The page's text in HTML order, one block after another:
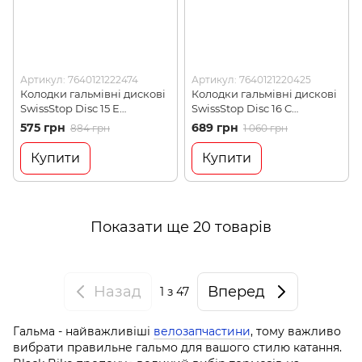
Артикул: 7640121222474
Колодки гальмівні дискові
SwissStop Disc 15 E
Compound (SWISS
P100003790)
575 грн 884 грн
Купити
Артикул: 7640121220425
Колодки гальмівні дискові
SwissStop Disc 16 C
Compound (SWISS
P000730016)
689 грн 1 060 грн
Купити
Показати ще 20 товарів
Назад 1 з 47 Вперед
Гальма - найважливіші велозапчастини, тому важливо
вибрати правильне гальмо для вашого стилю катання.